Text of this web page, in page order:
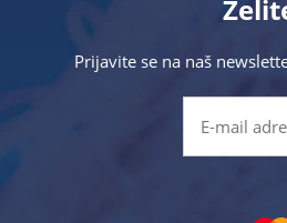
Prijavite se na naš